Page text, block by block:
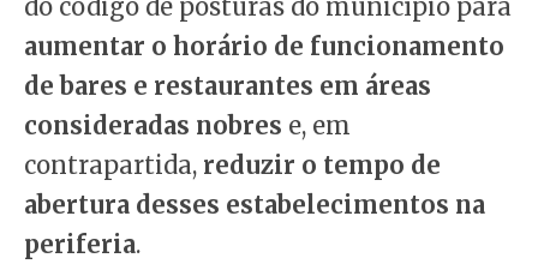
do código de posturas do município para
aumentar o horário de funcionamento
de bares e restaurantes em áreas
consideradas nobres e, em
contrapartida, reduzir o tempo de
abertura desses estabelecimentos na
periferia.